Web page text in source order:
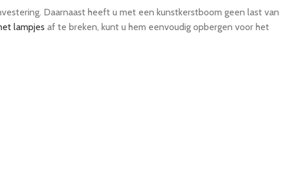
Daarnaast heeft u met een kunstkerstboom geen last van
lampjes af te breken, kunt u hem eenvoudig opbergen voor het